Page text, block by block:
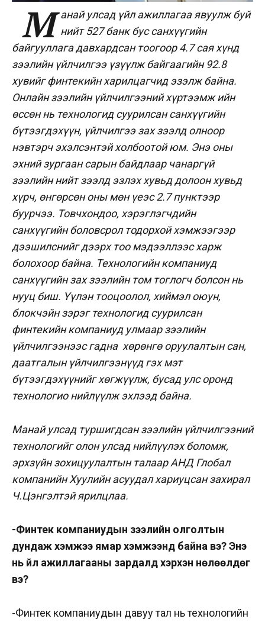
М анай улсад үйл ажиллагаа явуулж буй
нийт 527 банк бус санхүүгийн
байгууллага давхардсан тоогоор 4.7 сая хүнд
зээлийн үйлчилгээ үзүүлж байгаагийн 92.8
хувийг финтекийн харилцагчид эзэлж байна.
Онлайн зээлийн үйлчилгээний хүртээмж ийн
өссөн нь технологид суурилсан санхүүгийн
бүтээгдэхүүн, үйлчилгээ зах зээлд олноор
нэвтэрч эхэлсэнтэй холбоотой юм. Энэ оны
эхний зургаан сарын байдлаар чанаргүй
зээлийн нийт зээлд эзлэх хувьд долоон хувьд
хүрч, өнгөрсөн оны мөн үеэс 2.7 пунктээр
буурчээ. Товчхондоо, хэрэглэгчдийн
санхүүгийн боловсрол тодорхой хэмжээгээр
дээшилснийг дээрх тоо мэдээллээс харж
болохоор байна. Технологийн компаниуд
санхүүгийн зах зээлийн том тоглогч болсон нь
нууц биш. Үүлэн тооцоолол, хиймэл оюун,
блокчэйн зэрэг технологид суурилсан
финтекийн компаниуд улмаар зээлийн
үйлчилгээнээс гадна хөрөнгө оруулалтын сан,
даатгалын үйлчилгээнүүд гэх мэт
бүтээгдэхүүнийг хөгжүүлж, бусад улс оронд
технологио нийлүүлж эхлээд байна.
Манай улсад туршигдсан зээлийн үйлчилгээний
технологийг олон улсад нийлүүлэх боломж,
эрхзүйн зохицуулалтын талаар АНД Глобал
компанийн Хуулийн асуудал хариуцсан захирал
Ч.Цэнгэлтэй ярилцлаа.
-Финтек компаниудын зээлийн олголтын
дундаж хэмжээ ямар хэмжээнд байна вэ? Энэ
нь үйл ажиллагааны зардалд хэрхэн нөлөөлдөг
вэ?
-Финтек компаниудын давуу тал нь технологийн